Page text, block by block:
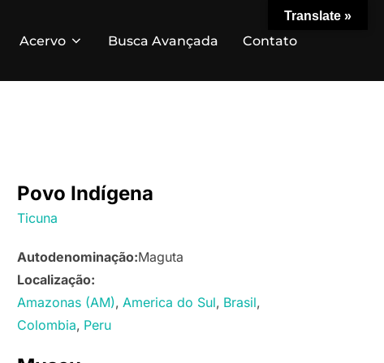
Acervo Busca Avançada Contato
Povo Indígena
Ticuna
Autodenominação:Maguta
Localização:
Amazonas (AM) America do Sul Brasil
Colombia Peru
Translate »